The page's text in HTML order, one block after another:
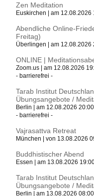
Zen Meditation
Euskirchen | am 12.08.2026
Abendliche Online-
Freitag)
Überlingen | am 12.08.2026
ONLINE |
Zoom.us | am 12.08.2026
- barrierefrei -
Tarab Institut
Übungsangebote /
Berlin | am 12.08.2026
- barrierefrei -
Vajrasattva Retreat
München | von 13.08.2026
Buddhistischer Abend
Essen | am 13.08.2026
Tarab Institut
Übungsangebote /
Berlin | am 13.08.2026